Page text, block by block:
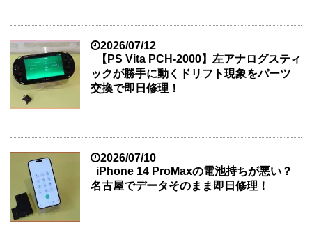
2026/07/12
【PS Vita PCH-2000】左アナログスティ
ックが勝手に動くドリフト現象をパーツ
交換で即日修理！
2026/07/10
iPhone 14 ProMaxの電池持ちが悪い？
名古屋でデータそのまま即日修理！